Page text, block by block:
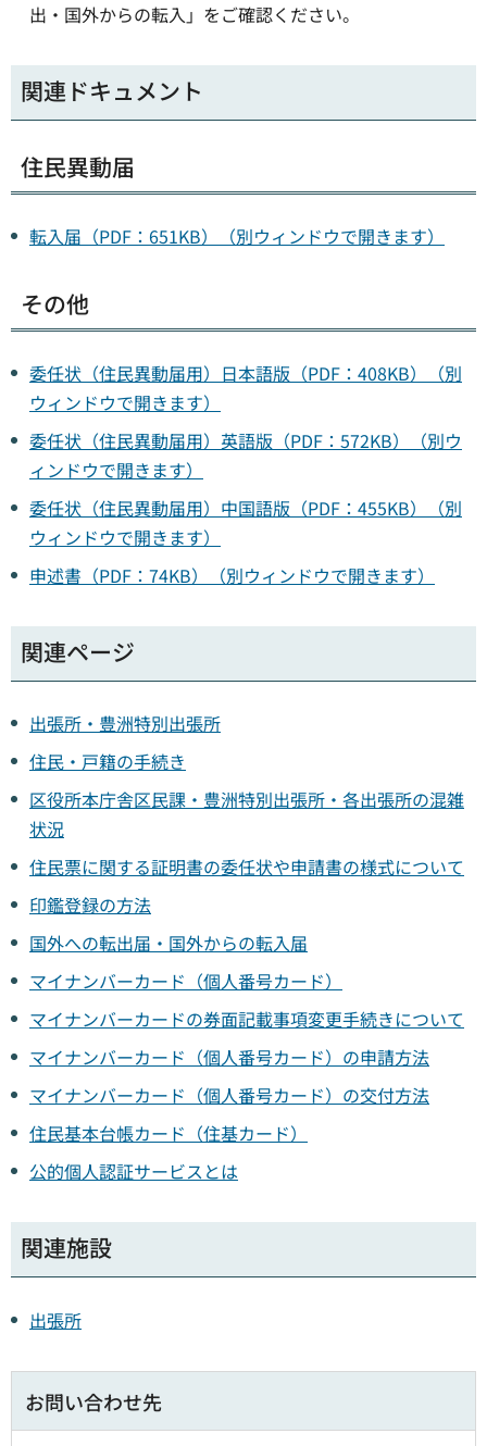
出・国外からの転入」をご確認ください。
関連ドキュメント
住民異動届
転入届（PDF：651KB）（別ウィンドウで開きます）
その他
委任状（住民異動届用）日本語版（PDF：408KB）（別
ウィンドウで開きます）
委任状（住民異動届用）英語版（PDF：572KB）（別ウ
ィンドウで開きます）
委任状（住民異動届用）中国語版（PDF：455KB）（別
ウィンドウで開きます）
申述書（PDF：74KB）（別ウィンドウで開きます）
関連ページ
出張所・豊洲特別出張所
住民・戸籍の手続き
区役所本庁舎区民課 ・豊洲特別出張所・各出張所の混雑
状況
住民票に関する証明書の委任状や申請書の様式について
印鑑登録の方法
国外への転出届・国外からの転入届
マイナンバーカード（個人番号カード）
マイナンバーカードの券面記載事項変更手続きについて
マイナンバーカード（個人番号カード）の申請方法
マイナンバーカード（個人番号カード）の交付方法
住民基本台帳カード（住基カード）
公的個人認証サービスとは
関連施設
出張所
お問い合わせ先